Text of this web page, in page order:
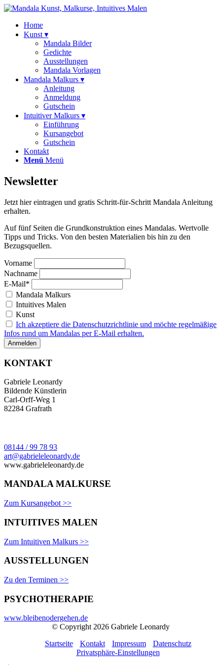
Home
Kunst ▾
Mandala Bilder
Gedichte
Ausstellungen
Mandala Vorlagen
Mandala Malkurs ▾
Anleitung
Anmeldung
Gutschein
Intuitiver Malkurs ▾
Einführung
Kursangebot
Gutschein
Kontakt
Menü Menü
Newsletter
Jetzt hier eintragen und gratis Schritt-für-Schritt Mandala Anleitung
erhalten.
Auf fünf Seiten die Grundkonstruktion eines Mandalas. Wertvolle
Tipps und Tricks. Von den besten Materialien bis hin zu den
Bezugsquellen.
Vorname
Nachname
E-Mail*
Mandala Malkurs
Intuitives Malen
Kunst
Ich akzeptiere die Datenschutzrichtlinie und möchte regelmäßige
Infos rund um Mandalas per E-Mail erhalten.
KONTAKT
Gabriele Leonardy
Bildende Künstlerin
Carl-Orff-Weg 1
82284 Grafrath
08144 / 99 78 93
art@gabrieleleonardy.de
www.gabrieleleonardy.de
MANDALA MALKURSE
Zum Kursangebot >>
INTUITIVES MALEN
Zum Intuitiven Malkurs >>
AUSSTELLUNGEN
Zu den Terminen >>
PSYCHOTHERAPIE
www.bleibenodergehen.de
© Copyright 2026 Gabriele Leonardy
Startseite
Kontakt Impressum
Datenschutz
Privatsphäre-Einstellungen